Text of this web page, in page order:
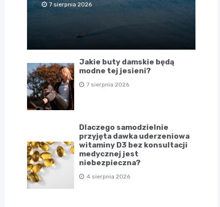
7 sierpnia 2026
Jakie buty damskie będą
modne tej jesieni?
7 sierpnia 2026
Dlaczego samodzielnie
przyjęta dawka uderzeniowa
witaminy D3 bez konsultacji
medycznej jest
niebezpieczna?
4 sierpnia 2026